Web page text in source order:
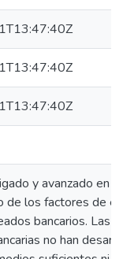
y avanzado en el
de los factores de
bancarios. Las
no han